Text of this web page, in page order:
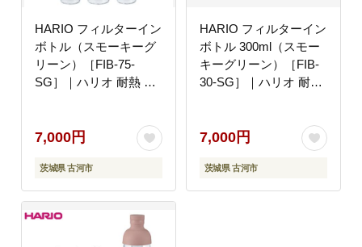
HARIO フィルターイン
ボトル（スモーキーグ
リーン）［FIB-75-
SG］｜ハリオ 耐熱 ガ
ン用品 日本製 おしゃれ
かわいい 水出し お茶
茶葉 水筒 ボトル 持ち
運び_BE55
7,000円
茨城県 古河市
HARIO フィルターイン
ボトル 300ml（スモー
キーグリーン）［FIB-
30-SG］｜ハリオ 耐熱
ッチン用品 日本製 おし
ゃれ かわいい 水出し
お茶 茶葉 水筒 ボトル
持ち運び_BE80
7,000円
茨城県 古河市